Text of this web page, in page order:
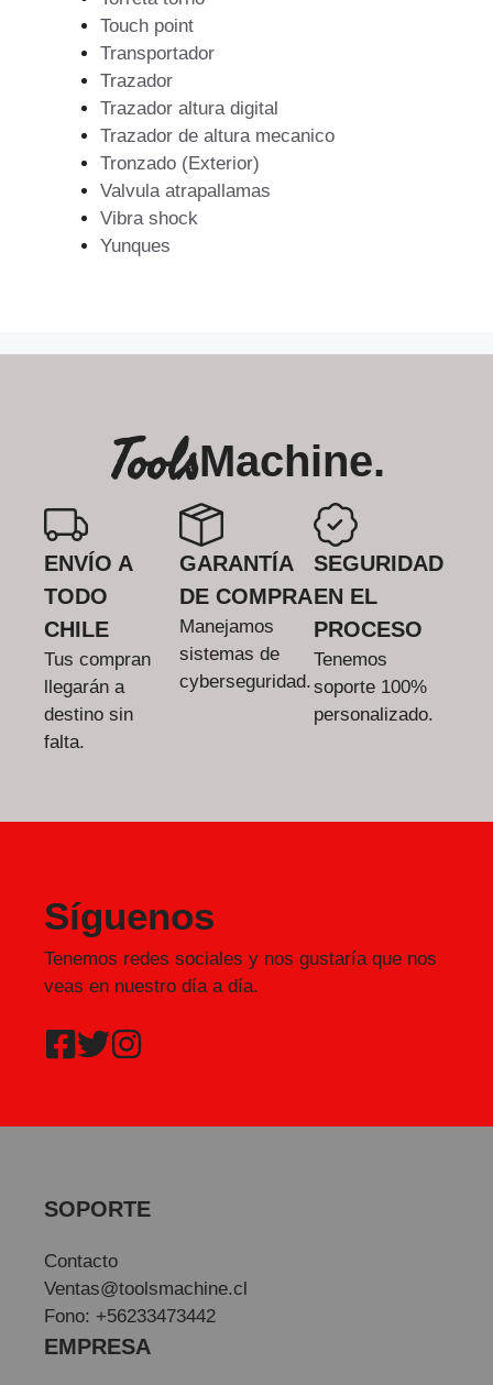
Touch point
Transportador
Trazador
Trazador altura digital
Trazador de altura mecanico
Tronzado (Exterior)
Valvula atrapallamas
Vibra shock
Yunques
ToolsMachine.
ENVÍO A
TODO
CHILE
Tus compran
llegarán a
destino sin
falta.
GARANTÍA
DE COMPRA
Manejamos
sistemas de
cyberseguridad.
SEGURIDAD
EN EL
PROCESO
Tenemos
soporte 100%
personalizado.
Síguenos
Tenemos redes sociales y nos gustaría que nos
veas en nuestro día a día.
SOPORTE
Contacto
Ventas@toolsmachine.cl
Fono: +56233473442
EMPRESA